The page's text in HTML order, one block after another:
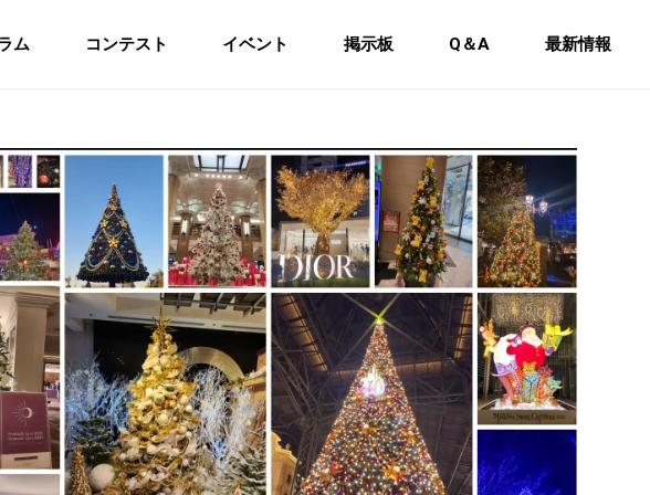
ム コンテスト イベント 掲示板 Q＆A 最新情報